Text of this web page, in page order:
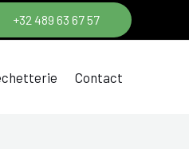
+32 489 63 67 57
Contact